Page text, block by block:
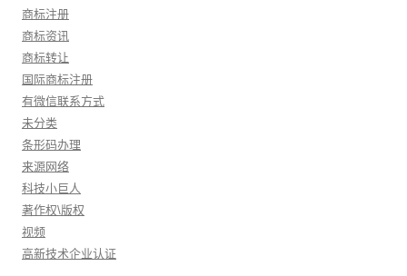
商标注册
商标资讯
商标转让
国际商标注册
有微信联系方式
未分类
条形码办理
来源网络
科技小巨人
著作权\版权
视频
高新技术企业认证